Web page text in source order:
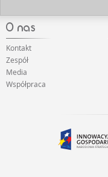
Kontakt
Zespół
Media
Współpraca